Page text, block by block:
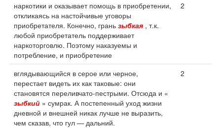
наркотики и оказывает помощь в приобретении,
откликаясь на настойчивые уговоры
приобретателя. Конечно, грань зыбкая , т.к.
любой приобретатель поддерживает
наркоторговлю. Поэтому наказуемы и
потребление, и приобретение
2
вглядывающийся в серое или черное,
перестает видеть их как таковые: они
становятся переливчато-пестрыми. Отсюда и «
зыбкий » сумрак. А постепенный уход жизни
дневной и внешней никак лучше не выразить,
чем сказав, что гул — дальний.
2